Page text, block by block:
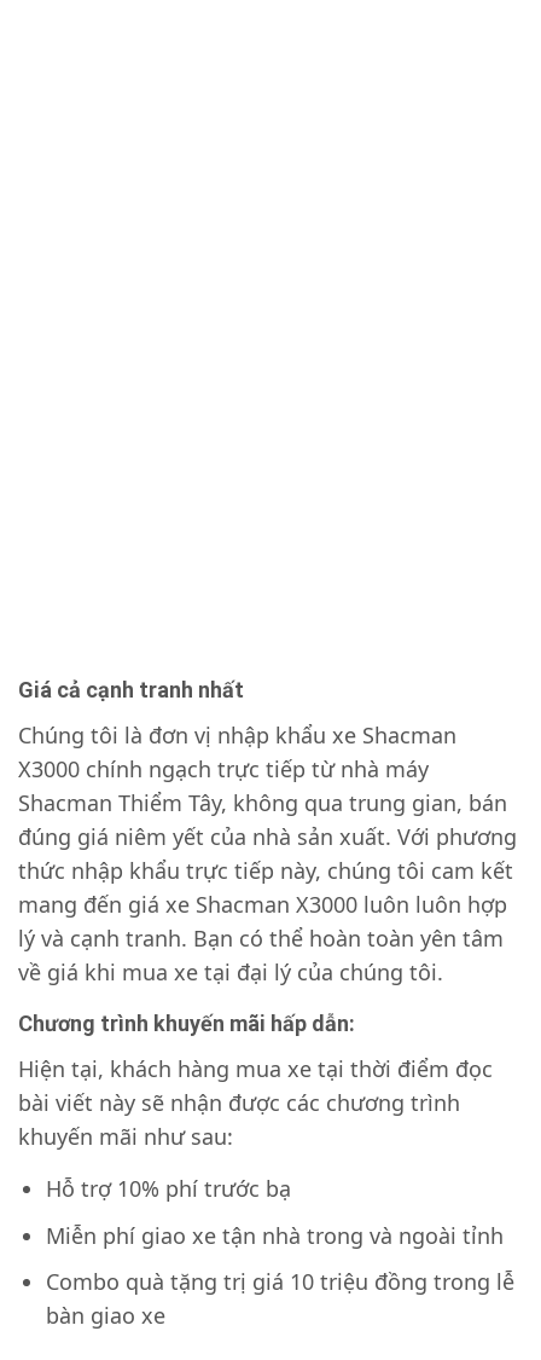
Giá cả cạnh tranh nhất
Chúng tôi là đơn vị nhập khẩu xe Shacman
X3000 chính ngạch trực tiếp từ nhà máy
Shacman Thiểm Tây, không qua trung gian, bán
đúng giá niêm yết của nhà sản xuất. Với phương
thức nhập khẩu trực tiếp này, chúng tôi cam kết
mang đến giá xe Shacman X3000 luôn luôn hợp
lý và cạnh tranh. Bạn có thể hoàn toàn yên tâm
về giá khi mua xe tại đại lý của chúng tôi.
Chương trình khuyến mãi hấp dẫn:
Hiện tại, khách hàng mua xe tại thời điểm đọc
bài viết này sẽ nhận được các chương trình
khuyến mãi như sau:
Hỗ trợ 10% phí trước bạ
Miễn phí giao xe tận nhà trong và ngoài tỉnh
Combo quà tặng trị giá 10 triệu đồng trong lễ
bàn giao xe